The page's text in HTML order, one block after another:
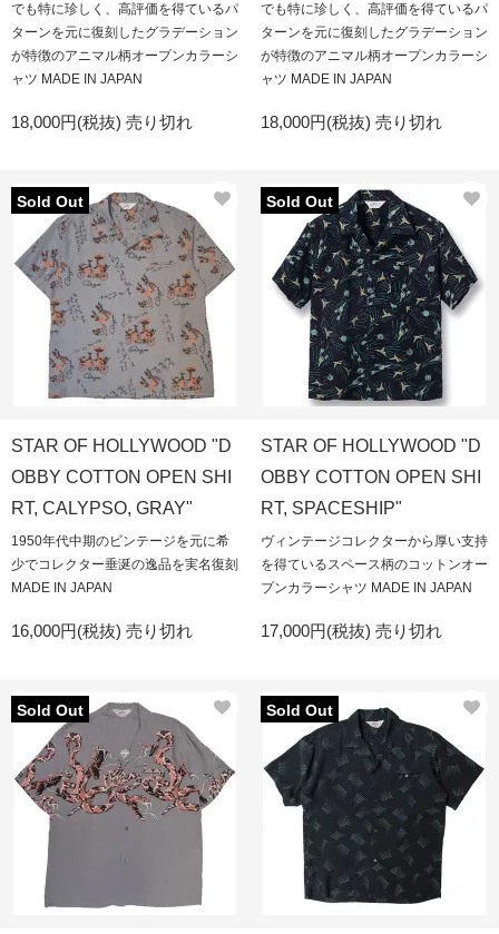
でも特に珍しく、高評価を得ているパ
ターンを元に復刻したグラデーション
が特徴のアニマル柄オープンカラーシ
ャツ MADE IN JAPAN
18,000円(税抜) 売り切れ
でも特に珍しく、高評価を得ているパ
ターンを元に復刻したグラデーション
が特徴のアニマル柄オープンカラーシ
ャツ MADE IN JAPAN
18,000円(税抜) 売り切れ
Sold Out
STAR OF HOLLYWOOD "D
OBBY COTTON OPEN SHI
RT, CALYPSO, GRAY"
1950年代中期のビンテージを元に希
少でコレクター垂涎の逸品を実名復刻
MADE IN JAPAN
16,000円(税抜) 売り切れ
Sold Out
STAR OF HOLLYWOOD "D
OBBY COTTON OPEN SHI
RT, SPACESHIP"
ヴィンテージコレクターから厚い支持
を得ているスペース柄のコットンオー
プンカラーシャツ MADE IN JAPAN
17,000円(税抜) 売り切れ
Sold Out Sold Out